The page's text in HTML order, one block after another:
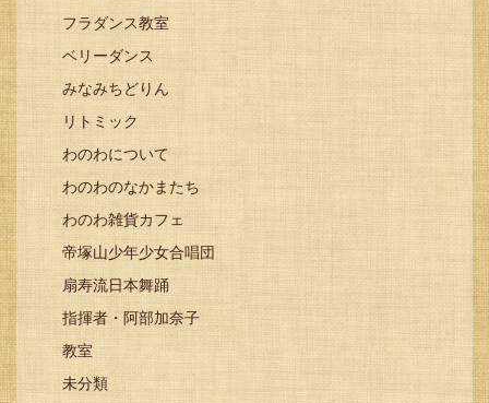
フラダンス教室
ベリーダンス
みなみちどりん
リトミック
わのわについて
わのわのなかまたち
わのわ雑貨カフェ
帝塚山少年少女合唱団
扇寿流日本舞踊
指揮者・阿部加奈子
教室
未分類